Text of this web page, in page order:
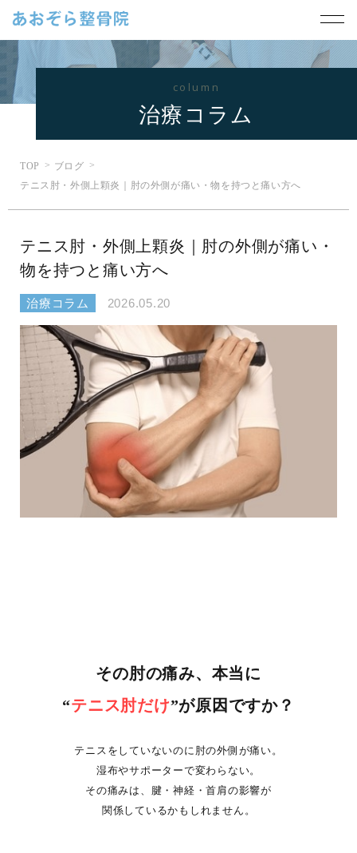
column
治療コラム
TOP
ブログ
テニス肘・外側上顆炎｜肘の外側が痛い・物を持つと痛い方へ
テニス肘・外側上顆炎｜肘の外側が痛い・
物を持つと痛い方へ
治療コラム 2026.05.20
その肘の痛み、本当に
“テニス肘だけ”が原因ですか？
テニスをしていないのに肘の外側が痛い。
湿布やサポーターで変わらない。
その痛みは、腱・神経・首肩の影響が
関係しているかもしれません。